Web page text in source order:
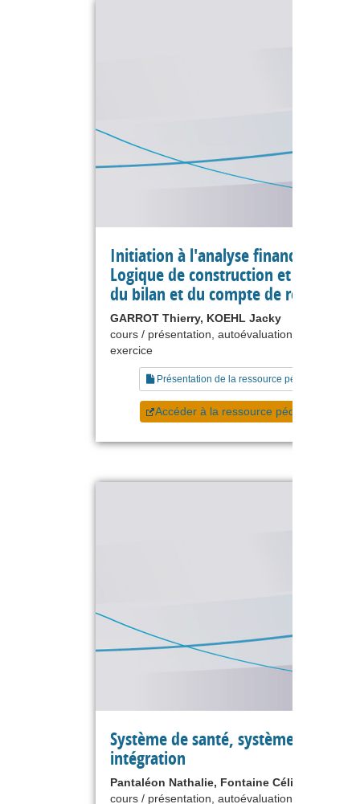
Initiation à l'analyse financière -
Logique de construction et de
du bilan et du compte de résultat
GARROT Thierry, KOEHL Jacky
cours / présentation, autoévaluation, étude de
exercice
Présentation de la ressource pédagogique
Accéder à la ressource pédagogique
Système de santé, système social et
intégration
Pantaléon Nathalie, Fontaine Céline
cours / présentation, autoévaluation, exercice